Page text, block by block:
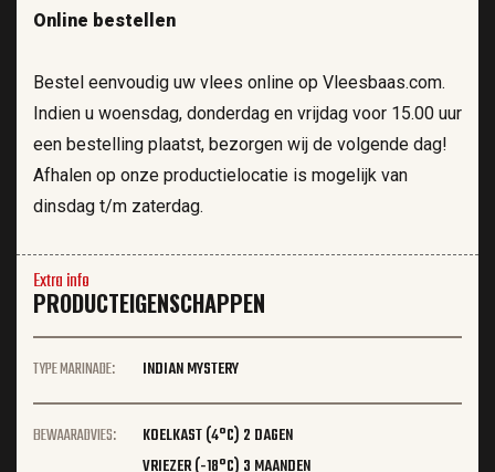
Online bestellen
Bestel eenvoudig uw vlees online op Vleesbaas.com.
Indien u woensdag, donderdag en vrijdag voor 15.00 uur
een bestelling plaatst, bezorgen wij de volgende dag!
Afhalen op onze productielocatie is mogelijk van
dinsdag t/m zaterdag.
Extra info
PRODUCTEIGENSCHAPPEN
TYPE MARINADE: INDIAN MYSTERY
BEWAARADVIES:
KOELKAST (4°C) 2 DAGEN